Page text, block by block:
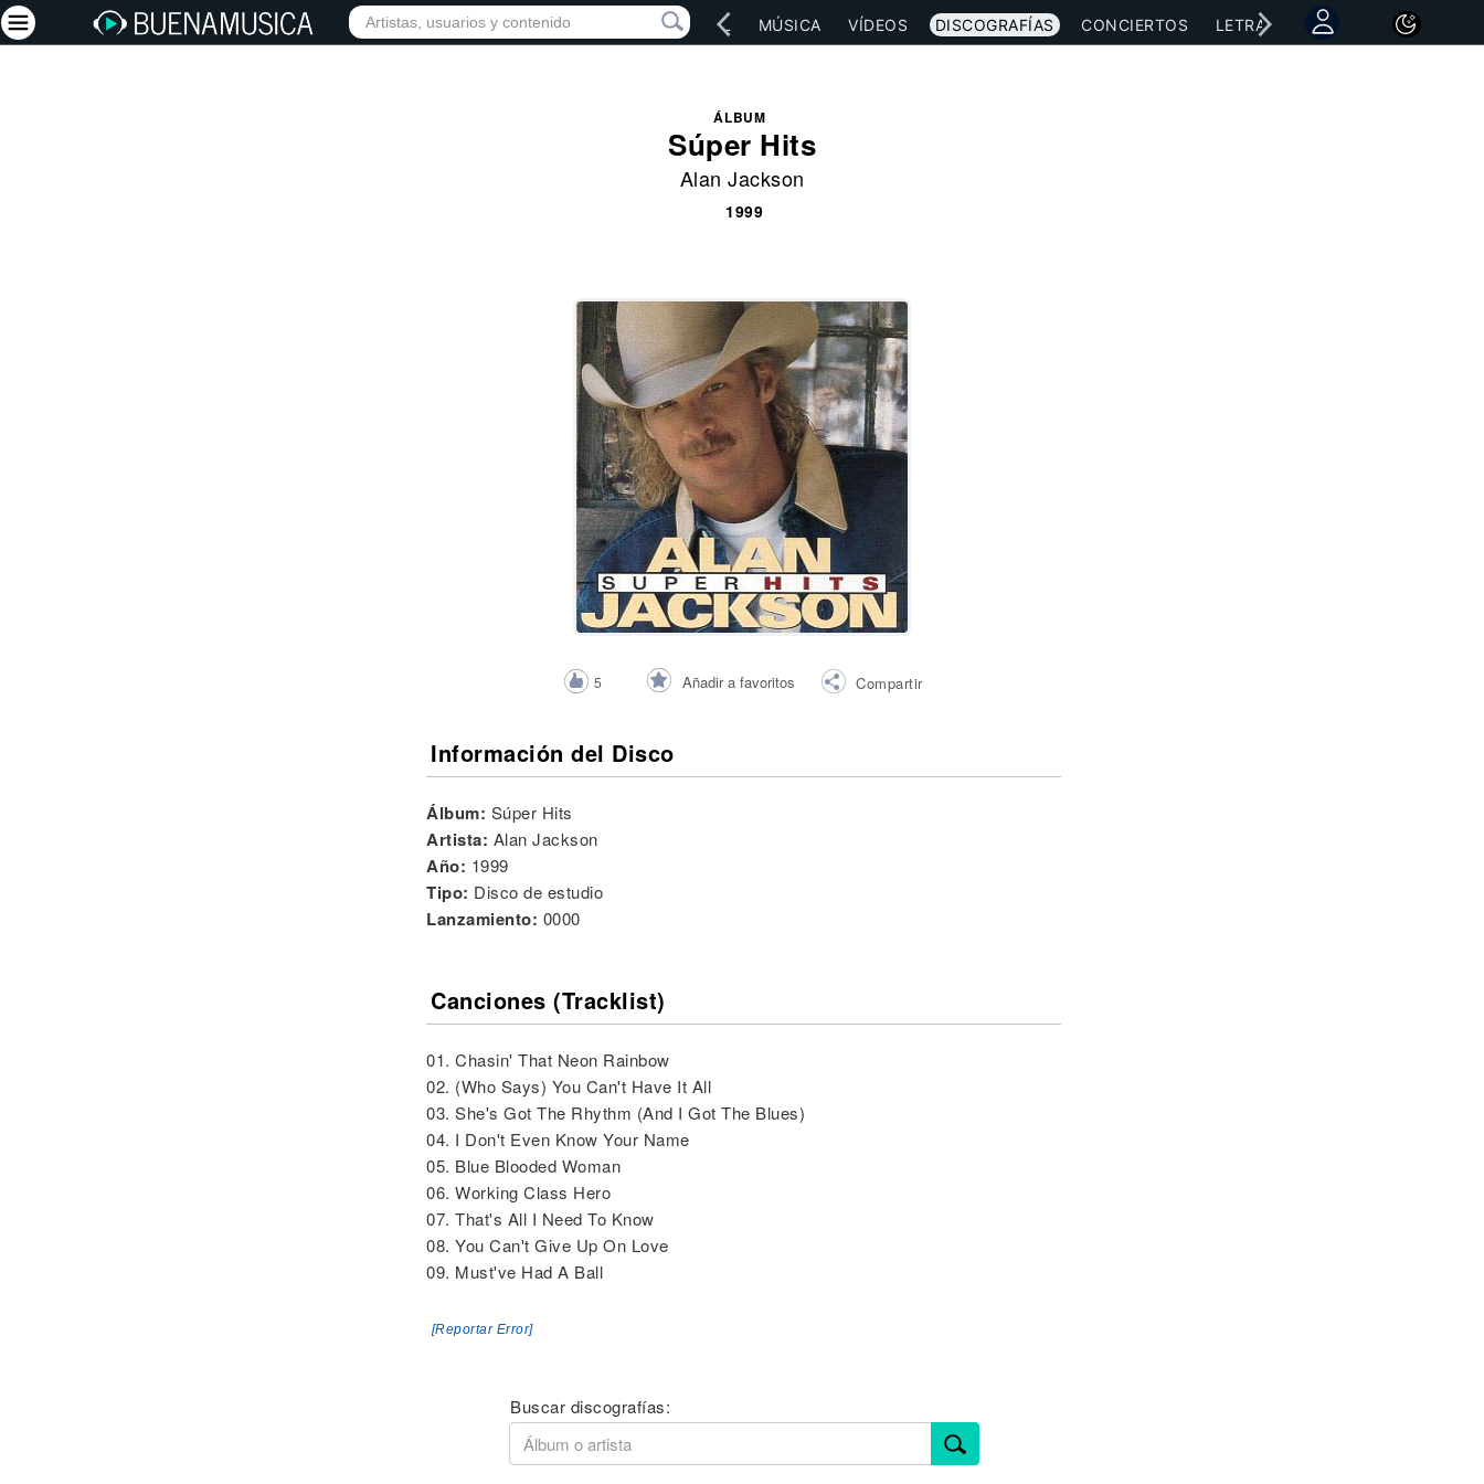
INICIO ARTISTAS RED SOCIAL MÚSICA VÍDEOS DISCOGRAFÍAS CONCIERTOS LETRAS NOTICIAS
ÁLBUM
Súper Hits
Alan Jackson
1999
5 Añadir a favoritos Compartir
Información del Disco
Álbum: Súper Hits
Artista: Alan Jackson
Año: 1999
Tipo: Disco de estudio
Lanzamiento: 0000
Canciones (Tracklist)
01. Chasin' That Neon Rainbow
02. (Who Says) You Can't Have It All
03. She's Got The Rhythm (And I Got The Blues)
04. I Don't Even Know Your Name
05. Blue Blooded Woman
06. Working Class Hero
07. That's All I Need To Know
08. You Can't Give Up On Love
09. Must've Had A Ball
[Reportar Error]
Buscar discografías: